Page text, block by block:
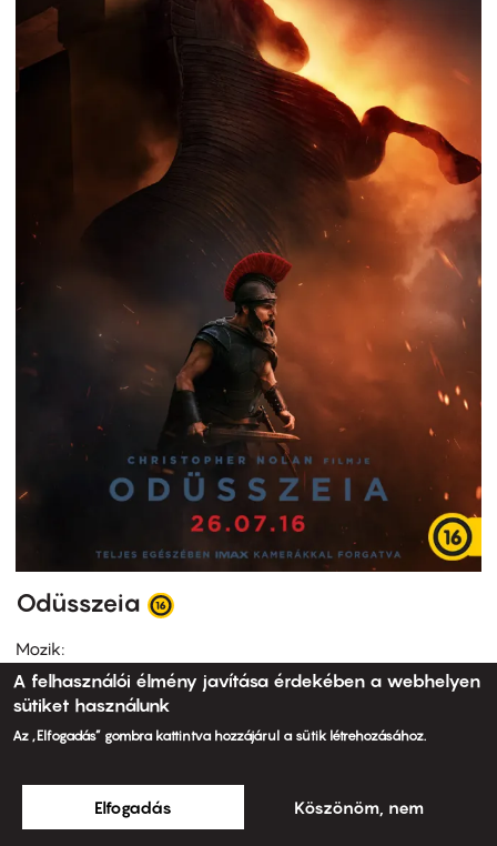
Odüsszeia
Mozik:
A felhasználói élmény javítása érdekében a webhelyen
sütiket használunk
Az „Elfogadás” gombra kattintva hozzájárul a sütik létrehozásához.
Elfogadás Köszönöm, nem